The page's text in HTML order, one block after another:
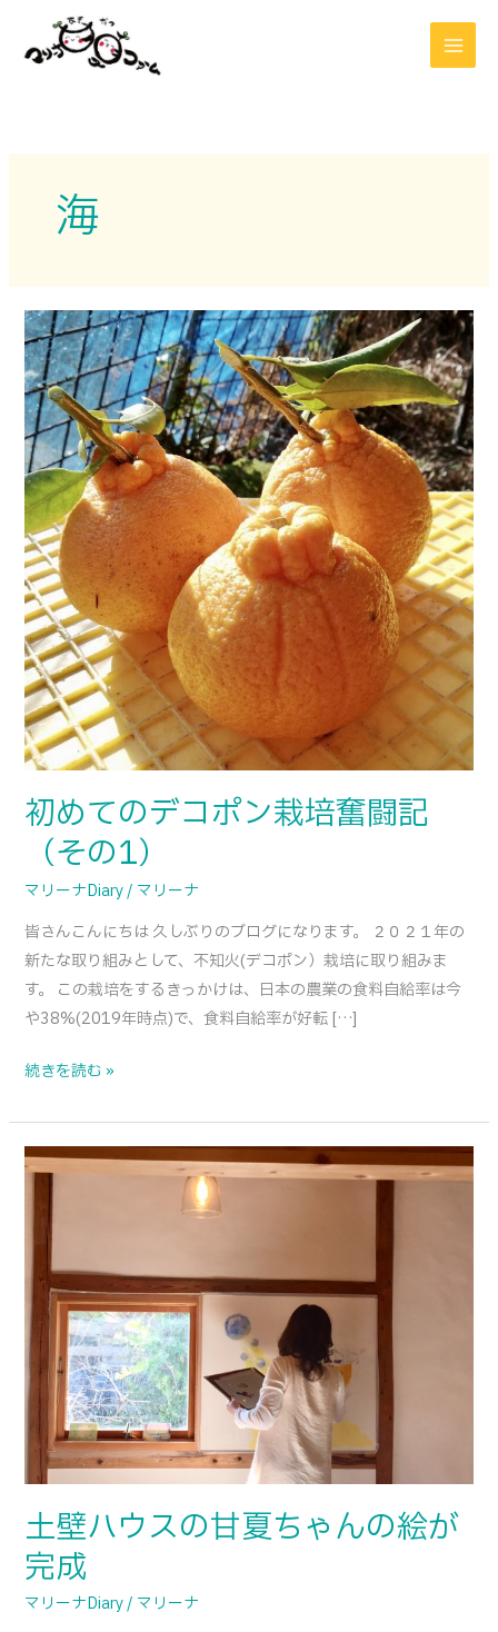
海
初めてのデコポン栽培奮闘記
（その1）
マリーナDiary/ マリーナ
皆さんこんにちは 久しぶりのブログになります。 ２０２１年の
新たな取り組みとして、不知火(デコポン）栽培に取り組みま
す。 この栽培をするきっかけは、日本の農業の食料自給率は今
や38%(2019年時点)で、食料自給率が好転 […]
初
め
て
の
デ
コ
ポ
ン
栽
培
奮
闘
記
（そ
の
1）
続きを読む »
土壁ハウスの甘夏ちゃんの絵が
完成
マリーナDiary/ マリーナ
土
ス
ち
の
が
完
成